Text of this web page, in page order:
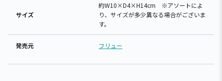
サイズ
約W10×D4×H14cm ※アソートによ
り、サイズが多少異なる場合がございま
す。
発売元 フリュー